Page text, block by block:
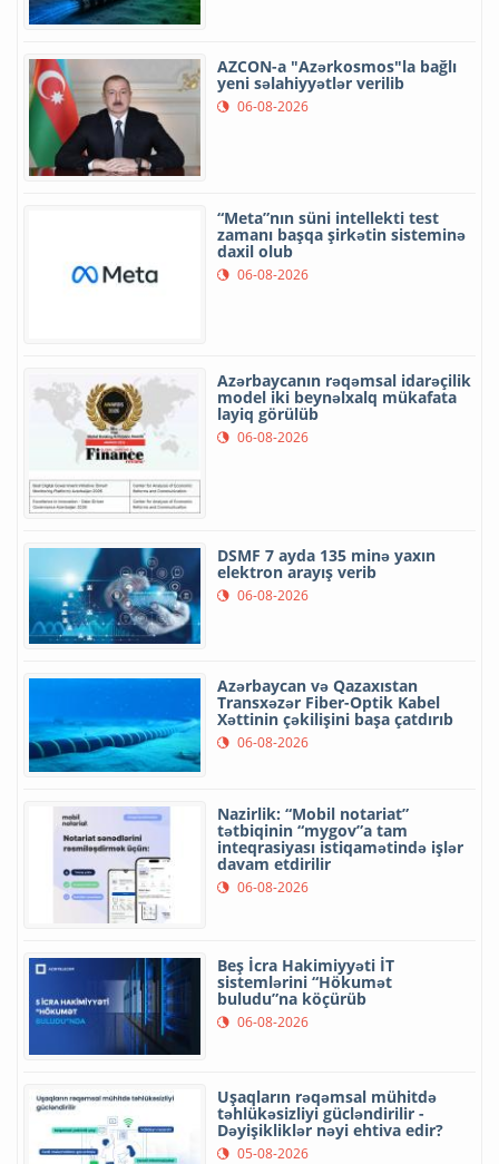
AZCON-a "Azərkosmos"la bağlı
yeni səlahiyyətlər verilib
06-08-2026
“Meta”nın süni intellekti test
zamanı başqa şirkətin sisteminə
daxil olub
06-08-2026
Azərbaycanın rəqəmsal idarəçilik
model iki beynəlxalq mükafata
layiq görülüb
06-08-2026
DSMF 7 ayda 135 minə yaxın
elektron arayış verib
06-08-2026
Azərbaycan və Qazaxıstan
Transxəzər Fiber-Optik Kabel
Xəttinin çəkilişini başa çatdırıb
06-08-2026
Nazirlik: “Mobil notariat”
tətbiqinin “mygov”a tam
inteqrasiyası istiqamətində işlər
davam etdirilir
06-08-2026
Beş İcra Hakimiyyəti İT
sistemlərini “Hökumət
buludu”na köçürüb
06-08-2026
Uşaqların rəqəmsal mühitdə
təhlükəsizliyi gücləndirilir -
Dəyişikliklər nəyi ehtiva edir?
05-08-2026